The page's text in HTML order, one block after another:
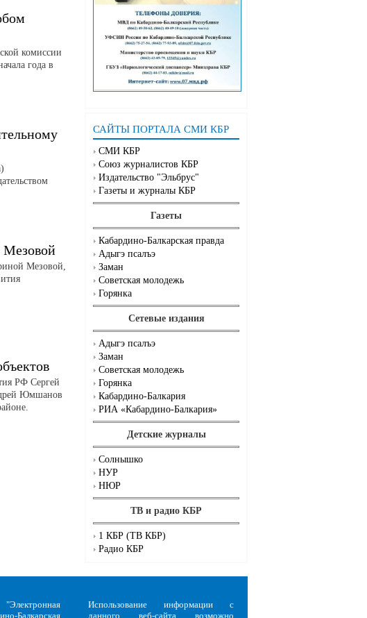
САЙТЫ ПОРТАЛА СМИ КБР
СМИ КБР
Союз журналистов КБР
Издательство "Эльбрус"
Газеты и журналы КБР
Газеты
Кабардино-Балкарская правда
Адыгэ псалъэ
Заман
Советская молодежь
Горянка
Сетевые издания
Адыгэ псалъэ
Заман
Советская молодежь
Горянка
Кабардино-Балкария
РИА «Кабардино-Балкария»
Детские журналы
Солнышко
НУР
НЮР
ТВ и радио КБР
1 КБР (ТВ КБР)
Радио КБР
комиссии
года в
Мезовой
Мезовой,
РФ Сергей
Юмшанов
Балкарская
Использование информации с
данного веб-сайта возможно